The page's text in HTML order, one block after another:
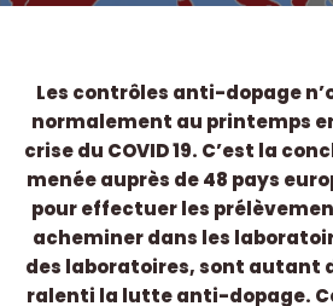
Les contrôles anti-dopage
normalement au printemps
crise du COVID 19. C’est la
menée auprès de 48 pays
pour effectuer les
acheminer dans les
des laboratoires, sont autant
ralenti la lutte anti-dopage.